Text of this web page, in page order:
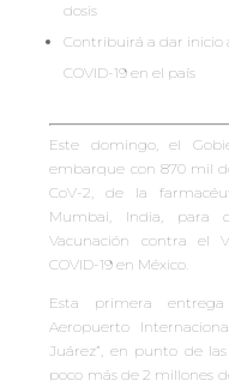
dosis
Contribuirá a dar inicio
COVID-19 en el país
Este domingo, el
embarque con 870 mil
CoV-2, de la
Mumbai, India, para
Vacunación contra el
COVID-19 en México.
Esta primera
Aeropuerto
Juárez”, en punto de
poco más de 2 millones